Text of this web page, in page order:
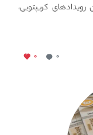
کریپتویی،
۰ ۰